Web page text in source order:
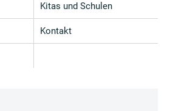
Kitas und Schulen
Kontakt